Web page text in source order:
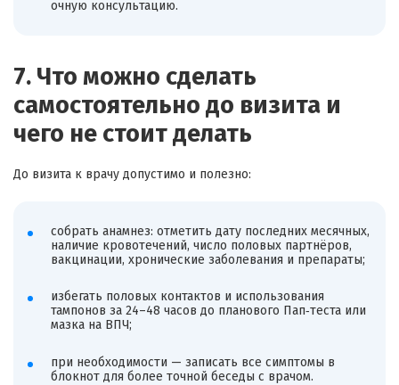
очную консультацию.
7. Что можно сделать
самостоятельно до визита и
чего не стоит делать
До визита к врачу допустимо и полезно:
собрать анамнез: отметить дату последних месячных,
наличие кровотечений, число половых партнёров,
вакцинации, хронические заболевания и препараты;
избегать половых контактов и использования
тампонов за 24–48 часов до планового Пап‑теста или
мазка на ВПЧ;
при необходимости — записать все симптомы в
блокнот для более точной беседы с врачом.